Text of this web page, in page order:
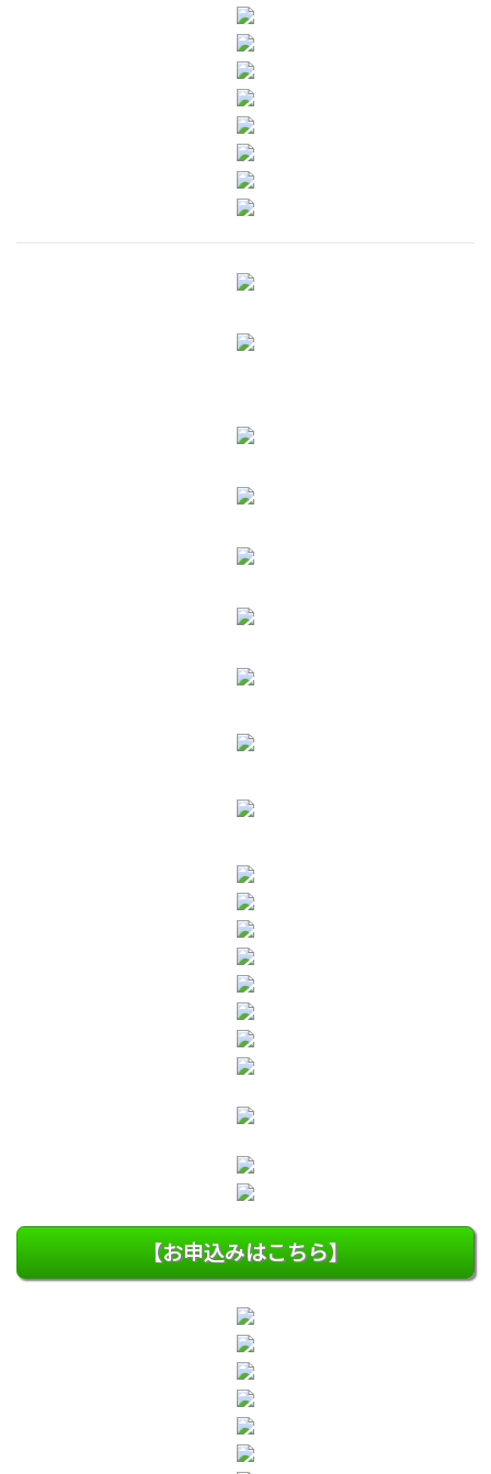
【お申込みはこちら】